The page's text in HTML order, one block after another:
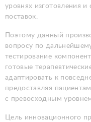
уровнях изготовления
поставок.
Поэтому данный
вопросу по
тестирование
готовые
адаптировать к
предоставляя
с превосходным
Цель инновационного